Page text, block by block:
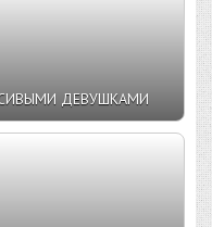
ДЕВУШКАМИ